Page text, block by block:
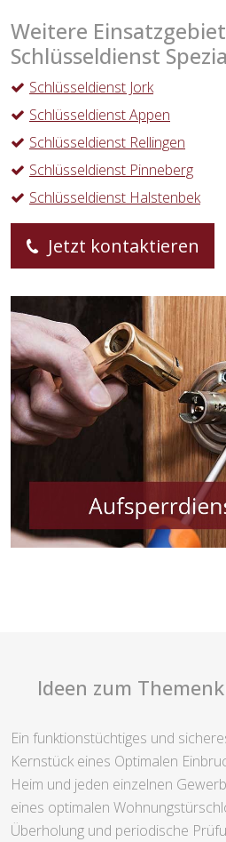
Weitere
Schlüsseldienst
Schlüsseldienst Jork
Schlüsseldienst Appen
Schlüsseldienst Rellingen
Schlüsseldienst Pinneberg
Schlüsseldienst Halstenbek
Jetzt kontaktieren
Ideen zum
Ein funktionstüchtiges und
Kernstück eines Optimalen
Heim und jeden einzelnen
eines optimalen
Überholung und periodische